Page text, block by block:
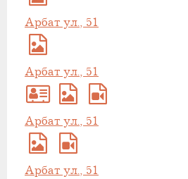
Арбат ул., 51
Арбат ул., 51
Арбат ул., 51
Арбат ул., 51